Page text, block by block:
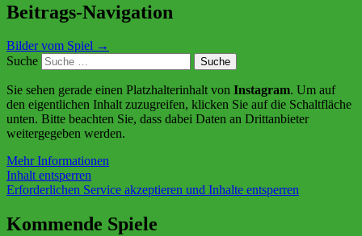
Beitrags-Navigation
Bilder vom Spiel →
Suche
Sie sehen gerade einen Platzhalterinhalt von Instagram. Um auf
den eigentlichen Inhalt zuzugreifen, klicken Sie auf die Schaltfläche
unten. Bitte beachten Sie, dass dabei Daten an Drittanbieter
weitergegeben werden.
Mehr Informationen
Inhalt entsperren
Erforderlichen Service akzeptieren und Inhalte entsperren
Kommende Spiele